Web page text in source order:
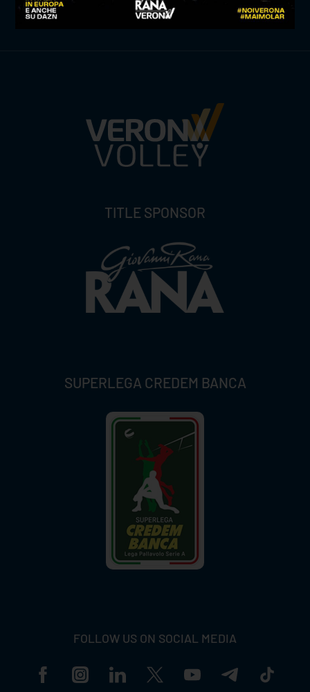
ISCRIVITI ORA
TITLE SPONSOR
SUPERLEGA CREDEM BANCA
FOLLOW US ON SOCIAL MEDIA